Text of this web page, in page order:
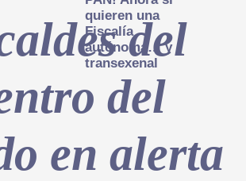
quieren una
Fiscalía
autónoma… y
transexenaldel
del
en alerta